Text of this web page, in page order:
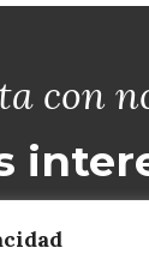
con